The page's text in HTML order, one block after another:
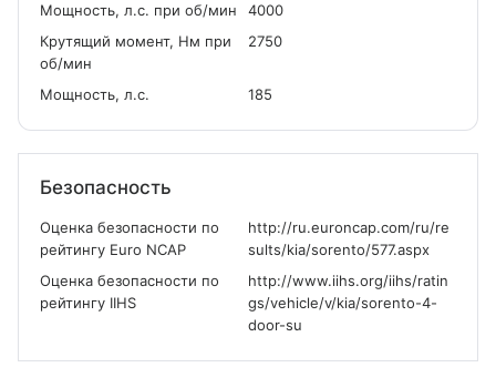
Мощность, л.с. при об/мин
4000
Крутящий момент, Нм при
об/мин
2750
Мощность, л.с. 185
Безопасность
Оценка безопасности по
рейтингу Euro NCAP
http://ru.euroncap.com/ru/re
sults/kia/sorento/577.aspx
Оценка безопасности по
рейтингу IIHS
http://www.iihs.org/iihs/ratin
gs/vehicle/v/kia/sorento-4-
door-su